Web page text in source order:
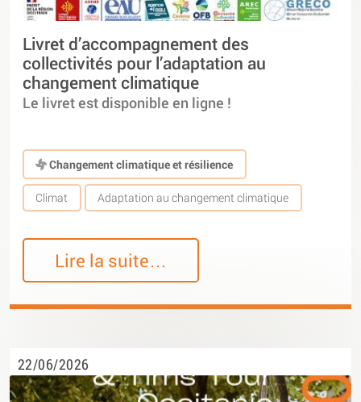
Livret d’accompagnement des
collectivités pour l’adaptation au
changement climatique
Le livret est disponible en ligne !
Changement climatique et résilience
Climat Adaptation au changement climatique
Lire la suite…
22/06/2026